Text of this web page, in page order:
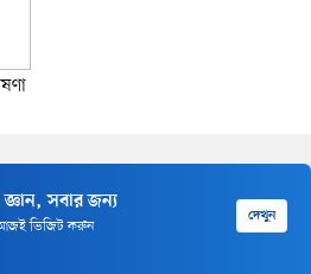
জ্ঞান, সবার জন্য
ভিজিট করুন
দেখুন